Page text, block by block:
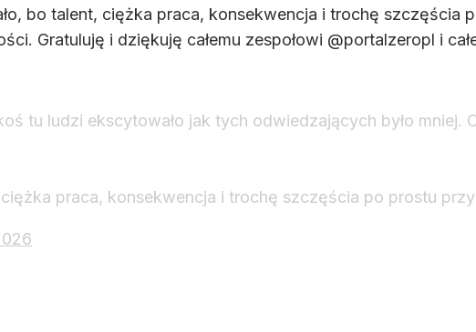
bo talent, ciężka praca, konsekwencja i trochę szczęścia
Gratuluję i dziękuję całemu zespołowi @portalzeropl i
tu ludzi ekscytowało jak tych odwiedzających było mniej.
praca, konsekwencja i trochę szczęścia po prostu